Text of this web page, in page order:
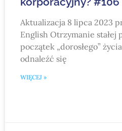
Aktualizacja 8 lipca 2023
English Otrzymanie stałej
początek „dorosłego”
odnaleźć się
WIĘCEJ »